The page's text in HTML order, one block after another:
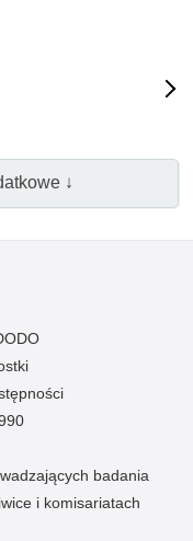
↓
badania
i komisariatach